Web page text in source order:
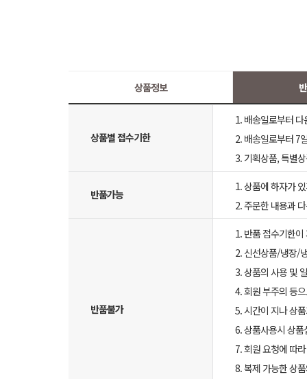
상품정보
상품별 접수기한
1. 배송일로부터
2. 배송일로부터 7
3. 기획상품, 특별
반품가능
1. 상품에 하자가
2. 주문한 내용과
반품불가
1. 반품 접수기한이
2. 신선상품/냉장/
3. 상품의 사용 및
4. 회원 부주의 등
5. 시간이 지나 상
6. 상품사용시 상
7. 회원 요청에 따
8. 복제 가능한 상